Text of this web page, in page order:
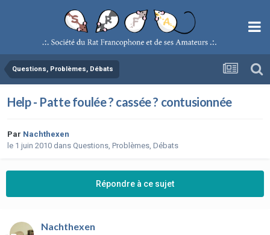
Questions, Problèmes, Débats
Help - Patte foulée ? cassée ? contusionnée
Par Nachthexen
le 1 juin 2010 dans Questions, Problèmes, Débats
Répondre à ce sujet
Nachthexen